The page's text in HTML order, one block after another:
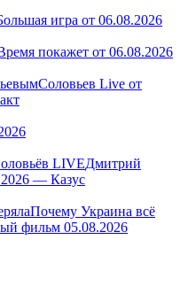
игра от 06.08.2026
покажет от 06.08.2026
Соловьев Live от
Дмитрий
— Казус
Почему Украина всё
фильм 05.08.2026